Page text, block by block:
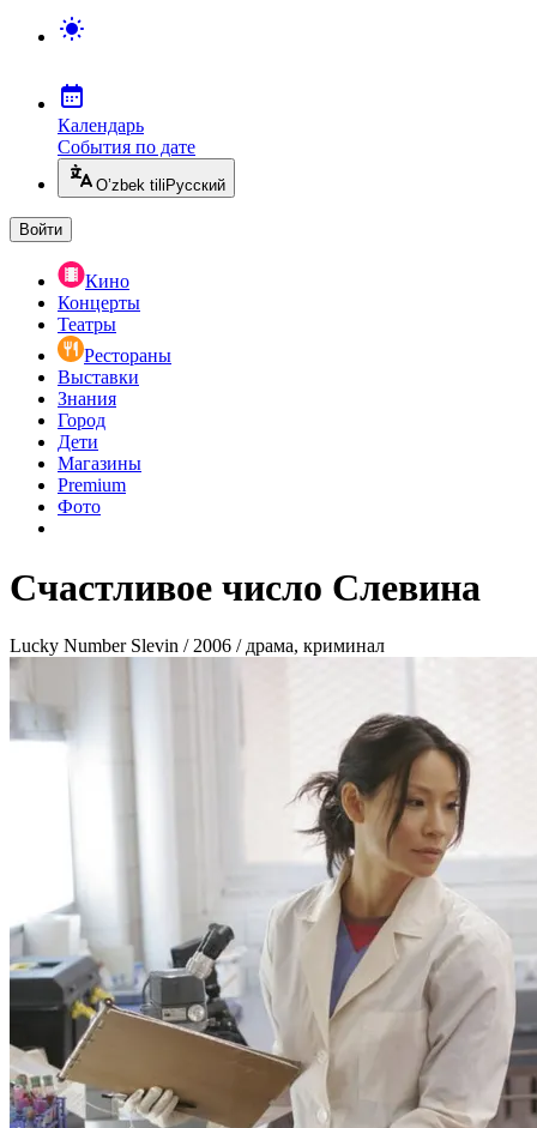
Календарь
События по дате
O’zbek tili Русский
Войти
Кино
Концерты
Театры
Рестораны
Выставки
Знания
Город
Дети
Магазины
Premium
Фото
Счастливое число Слевина
Lucky Number Slevin / 2006 / драма, криминал